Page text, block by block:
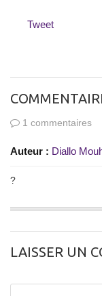
Tweet
1 commentaires
Auteur : Diallo
?
LAISSER UN